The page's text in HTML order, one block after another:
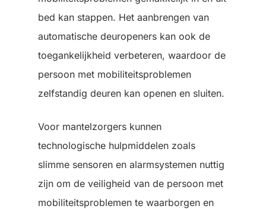
bed kan stappen. Het aanbrengen van
automatische deuropeners kan ook de
toegankelijkheid verbeteren, waardoor de
persoon met mobiliteitsproblemen
zelfstandig deuren kan openen en sluiten.
Voor mantelzorgers kunnen
technologische hulpmiddelen zoals
slimme sensoren en alarmsystemen nuttig
zijn om de veiligheid van de persoon met
mobiliteitsproblemen te waarborgen en